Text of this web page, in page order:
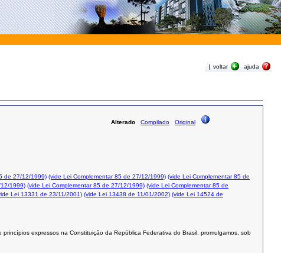
| voltar ajuda
Alterado Compilado Original
de 27/12/1999) (vide Lei Complementar 85 de 27/12/1999) (vide Lei Complementar 85 de
1999) (vide Lei Complementar 85 de 27/12/1999) (vide Lei Complementar 85 de
Lei 13331 de 23/11/2001) (vide Lei 13438 de 11/01/2002) (vide Lei 14524 de
expressos na Constituição da República Federativa do Brasil, promulgamos, sob